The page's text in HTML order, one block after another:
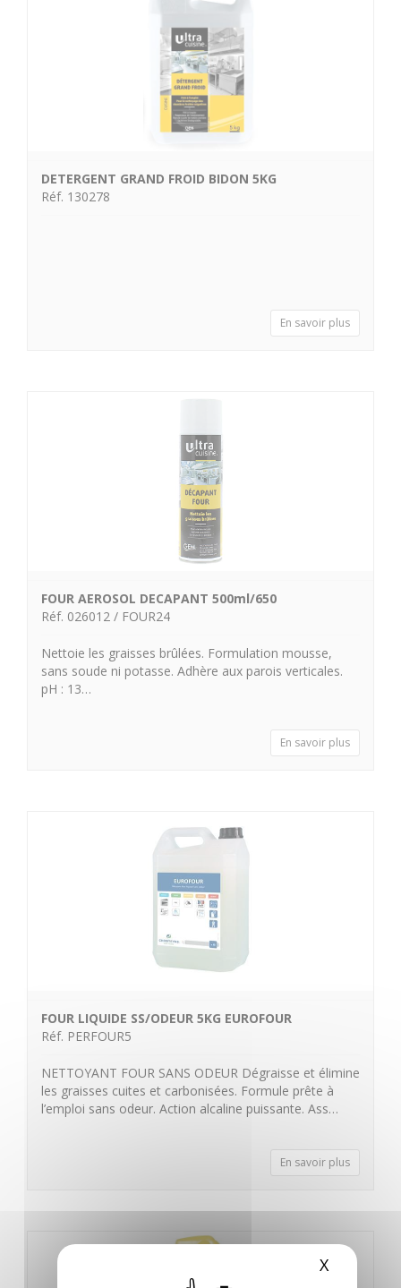
X
DETERGENT GRAND FROID BIDON 5KG
Réf. 130278
En savoir plus
FOUR AEROSOL DECAPANT 500ml/650
Réf. 026012 / FOUR24
Nettoie les graisses brûlées. Formulation mousse,
sans soude ni potasse. Adhère aux parois verticales.
pH : 13…
En savoir plus
FOUR LIQUIDE SS/ODEUR 5KG EUROFOUR
Réf. PERFOUR5
NETTOYANT FOUR SANS ODEUR Dégraisse et élimine
les graisses cuites et carbonisées. Formule prête à
l’emploi sans odeur. Action alcaline puissante. Ass…
En savoir plus